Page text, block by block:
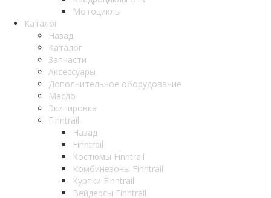
Мотоциклы
Каталог
Назад
Каталог
Запчасти
Аксессуары
Дополнительное оборудование
Масло
Экипировка
Finntrail
Назад
Finntrail
Костюмы Finntrail
Комбинезоны Finntrail
Куртки Finntrail
Вейдерсы Finntrail